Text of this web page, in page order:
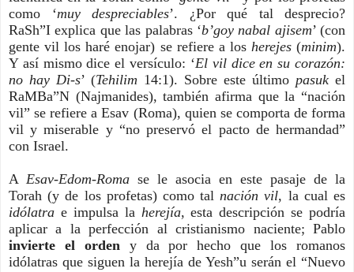
como ‘muy despreciables’. ¿Por qué tal desprecio?
RaSh”I explica que las palabras ‘b’goy nabal ajisem’ (con
gente vil los haré enojar) se refiere a los herejes(minim).
Y así mismo dice el versículo: ‘El vil dice en su corazón:
no hay Di-s’ (Tehilim 14:1). Sobre este último pasuk el
RaMBa”N (Najmanides), también afirma que la “nación
vil” se refiere a Esav (Roma), quien se comporta de forma
vil y miserable y “no preservó el pacto de hermandad”
con Israel.
A Esav-Edom-Roma se le asocia en este pasaje de la
Torah (y de los profetas) como tal nación vil, la cual es
idólatra e impulsa la herejía, esta descripción se podría
aplicar a la perfección al cristianismo naciente; Pablo
invierte el orden y da por hecho que los romanos
idólatras que siguen la herejía de Yesh”u serán el “Nuevo